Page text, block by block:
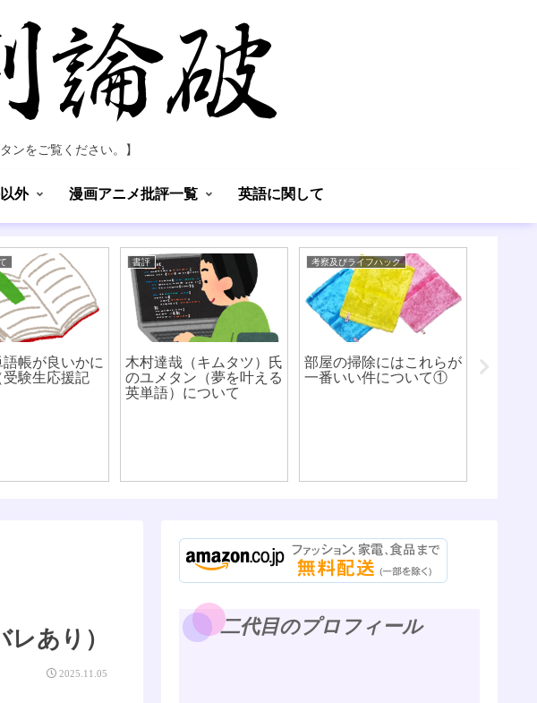
ンをご覧ください。】
外 漫画アニメ批評一覧 英語に関して
語帳が良いかに
験生応援記
書評
木村達哉（キムタツ）氏
のユメタン（夢を叶える
英単語）について
考察及びライフハック
部屋の掃除にはこれらが
一番いい件について①
「アン
論者こ
あり）
2025.11.05
二代目のプロフィール